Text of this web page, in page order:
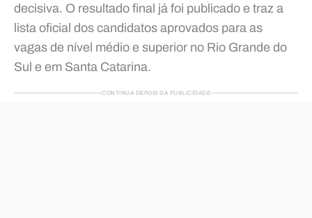
decisiva. O resultado final já foi publicado e traz a
lista oficial dos candidatos aprovados para as
vagas de nível médio e superior no Rio Grande do
Sul e em Santa Catarina.
CONTINUA DEPOIS DA PUBLICIDADE